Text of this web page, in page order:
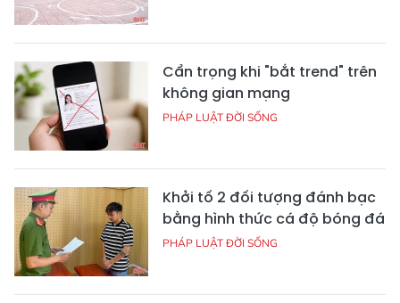
Cẩn trọng khi "bắt trend" trên
không gian mạng
PHÁP LUẬT ĐỜI SỐNG
Khởi tố 2 đối tượng đánh bạc
bằng hình thức cá độ bóng đá
PHÁP LUẬT ĐỜI SỐNG